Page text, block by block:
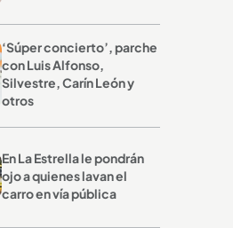
‘Súper concierto’, parche
con Luis Alfonso,
Silvestre, Carín León y
otros
En La Estrella le pondrán
ojo a quienes lavan el
carro en vía pública